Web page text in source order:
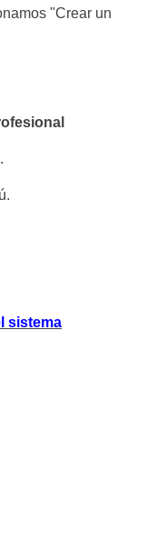
"Crear un
sistema